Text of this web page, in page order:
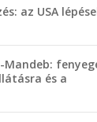
az USA
Mandeb:
és a